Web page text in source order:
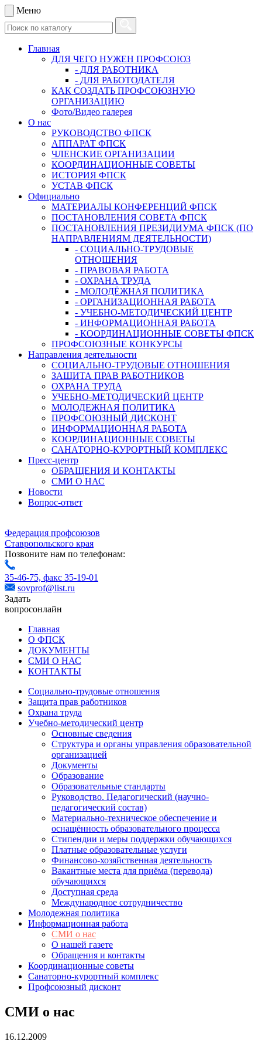
Меню
Главная
ДЛЯ ЧЕГО НУЖЕН ПРОФСОЮЗ
- ДЛЯ РАБОТНИКА
- ДЛЯ РАБОТОДАТЕЛЯ
КАК СОЗДАТЬ ПРОФСОЮЗНУЮ
ОРГАНИЗАЦИЮ
Фото/Видео галерея
О нас
РУКОВОДСТВО ФПСК
АППАРАТ ФПСК
ЧЛЕНСКИЕ ОРГАНИЗАЦИИ
КООРДИНАЦИОННЫЕ СОВЕТЫ
ИСТОРИЯ ФПСК
УСТАВ ФПСК
Официально
МАТЕРИАЛЫ КОНФЕРЕНЦИЙ ФПСК
ПОСТАНОВЛЕНИЯ СОВЕТА ФПСК
ПОСТАНОВЛЕНИЯ ПРЕЗИДИУМА ФПСК (ПО
НАПРАВЛЕНИЯМ ДЕЯТЕЛЬНОСТИ)
- СОЦИАЛЬНО-ТРУДОВЫЕ
ОТНОШЕНИЯ
- ПРАВОВАЯ РАБОТА
- ОХРАНА ТРУДА
- МОЛОДЁЖНАЯ ПОЛИТИКА
- ОРГАНИЗАЦИОННАЯ РАБОТА
- УЧЕБНО-МЕТОДИЧЕСКИЙ ЦЕНТР
- ИНФОРМАЦИОННАЯ РАБОТА
- КООРДИНАЦИОННЫЕ СОВЕТЫ ФПСК
ПРОФСОЮЗНЫЕ КОНКУРСЫ
Направления деятельности
СОЦИАЛЬНО-ТРУДОВЫЕ ОТНОШЕНИЯ
ЗАЩИТА ПРАВ РАБОТНИКОВ
ОХРАНА ТРУДА
УЧЕБНО-МЕТОДИЧЕСКИЙ ЦЕНТР
МОЛОДЕЖНАЯ ПОЛИТИКА
ПРОФСОЮЗНЫЙ ДИСКОНТ
ИНФОРМАЦИОННАЯ РАБОТА
КООРДИНАЦИОННЫЕ СОВЕТЫ
САНАТОРНО-КУРОРТНЫЙ КОМПЛЕКС
Пресс-центр
ОБРАЩЕНИЯ И КОНТАКТЫ
СМИ О НАС
Новости
Вопрос-ответ
Федерация профсоюзов
Ставропольского края
Позвоните нам по телефонам:
35-46-75, факс 35-19-01
sovprof@list.ru
Задать
вопросонлайн
Главная
О ФПСК
ДОКУМЕНТЫ
СМИ О НАС
КОНТАКТЫ
Социально-трудовые отношения
Защита прав работников
Охрана труда
Учебно-методический центр
Основные сведения
Структура и органы управления образовательной
организацией
Документы
Образование
Образовательные стандарты
Руководство. Педагогический (научно-
педагогический состав)
Материально-техническое обеспечение и
оснащённость образовательного процесса
Стипендии и меры поддержки обучающихся
Платные образовательные услуги
Финансово-хозяйственная деятельность
Вакантные места для приёма (перевода)
обучающихся
Доступная среда
Международное сотрудничество
Молодежная политика
Информационная работа
СМИ о нас
О нашей газете
Обращения и контакты
Координационные советы
Санаторно-курортный комплекс
Профсоюзный дисконт
СМИ о нас
16.12.2009